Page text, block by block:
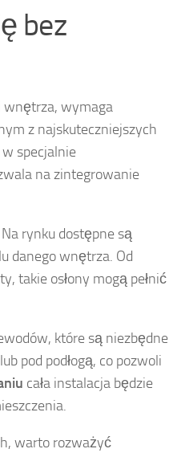
bez
wnętrza, wymaga
z najskuteczniejszych
specjalnie
na zintegrowanie
rynku dostępne są
danego wnętrza. Od
takie osłony mogą pełnić
które są niezbędne
pod podłogą, co pozwoli
cała instalacja będzie
warto rozważyć